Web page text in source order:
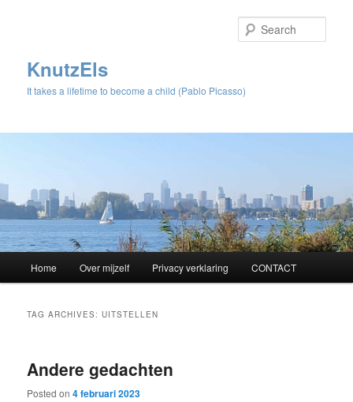
KnutzEls
It takes a lifetime to become a child (Pablo Picasso)
Skip
content
Skip
content
Home Over mijzelf Privacy verklaring CONTACT
TAG ARCHIVES:UITSTELLEN
Andere gedachten
Posted on4 februari 2023